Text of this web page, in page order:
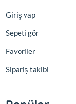
Giriş yap
Sepeti gör
Favoriler
Sipariş takibi